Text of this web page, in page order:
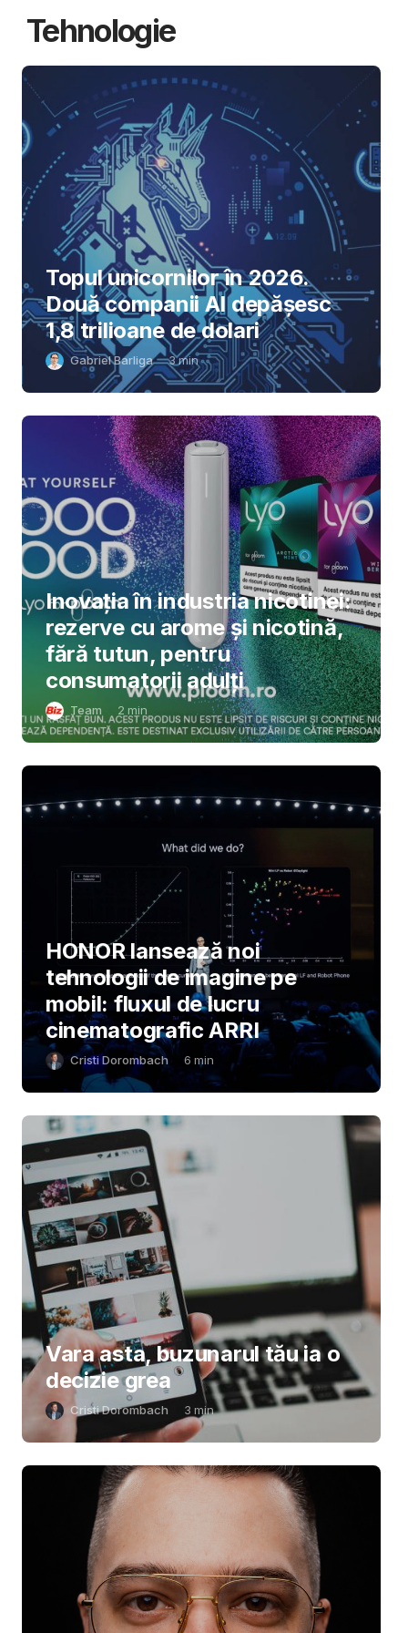
Tehnologie
Topul unicornilor în 2026.
Două companii AI depășesc
1,8 trilioane de dolari
Gabriel Barliga 3min
Inovația în industria nicotinei:
rezerve cu arome și nicotină,
fără tutun, pentru
consumatorii adulți
Team 2 min
HONOR lansează noi
tehnologii de imagine pe
mobil: fluxul de lucru
cinematografic ARRI
Cristi Dorombach 6 min
Vara asta, buzunarul tău ia o
decizie grea
Cristi Dorombach 3 min